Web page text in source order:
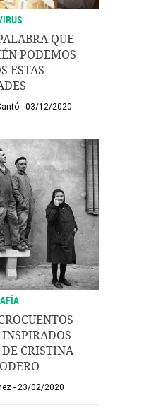
QUE
PODEMOS
ESTAS
03/12/2020
DE CRISTINA
23/02/2020